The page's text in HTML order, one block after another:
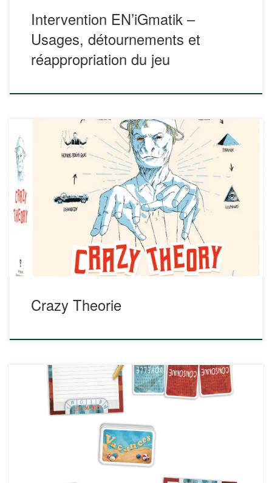
Intervention EN’iGmatik –
Usages, détournements et
réappropriation du jeu
Ludo et le professeur Spill vous donnent rendez-vous tout
prochainement pour découvrir leur fiche relative au jeu
CRAZY THEORIE. https://ledroitdeperdre.com/jeux-de-
societe/34-crazy-theory-3760285110401.html [pdfjs-
viewer
url= »https%3A%2F%2Fportaileduc.net%2Fwebsite%2Fwp-
content%2Fuploads%2F2021%2F03%2FCTH-regles-
complices.pdf » viewer_width=100% viewer_height=800px
fullscreen=true download=true print=true] [pdfjs-viewer
url= »https%3A%2F%2Fportaileduc.net%2Fwebsite%2Fwp-
content%2Fuploads%2F2021%2F03%2FCTH-regles-
web.pdf » viewer_width=100% viewer_height=800px
Crazy Theorie
Ludo et le professeur Spill vous donnent rendez-vous tout
prochainement pour découvrir leur fiche relative au jeu